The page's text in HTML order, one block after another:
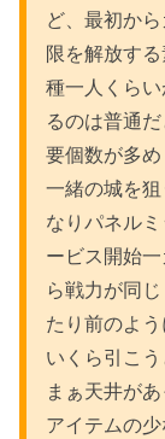
ど、最初か
限を解放す
種一人くら
るのは普通
要個数が多
一緒の城を
なりパネル
ービス開始
ら戦力が同
たり前のよ
いくら引こう
まぁ天井が
アイテムの